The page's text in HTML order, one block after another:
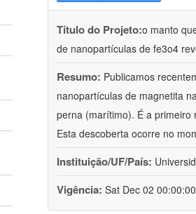
Título do Projeto:o manto
de nanopartículas de fe3o4
Resumo: Publicamos
nanopartículas de magnetita
perna (marítimo). É a primeiro
Esta descoberta ocorre no
Instituição/UF/País:
Vigência: Sat Dec 02